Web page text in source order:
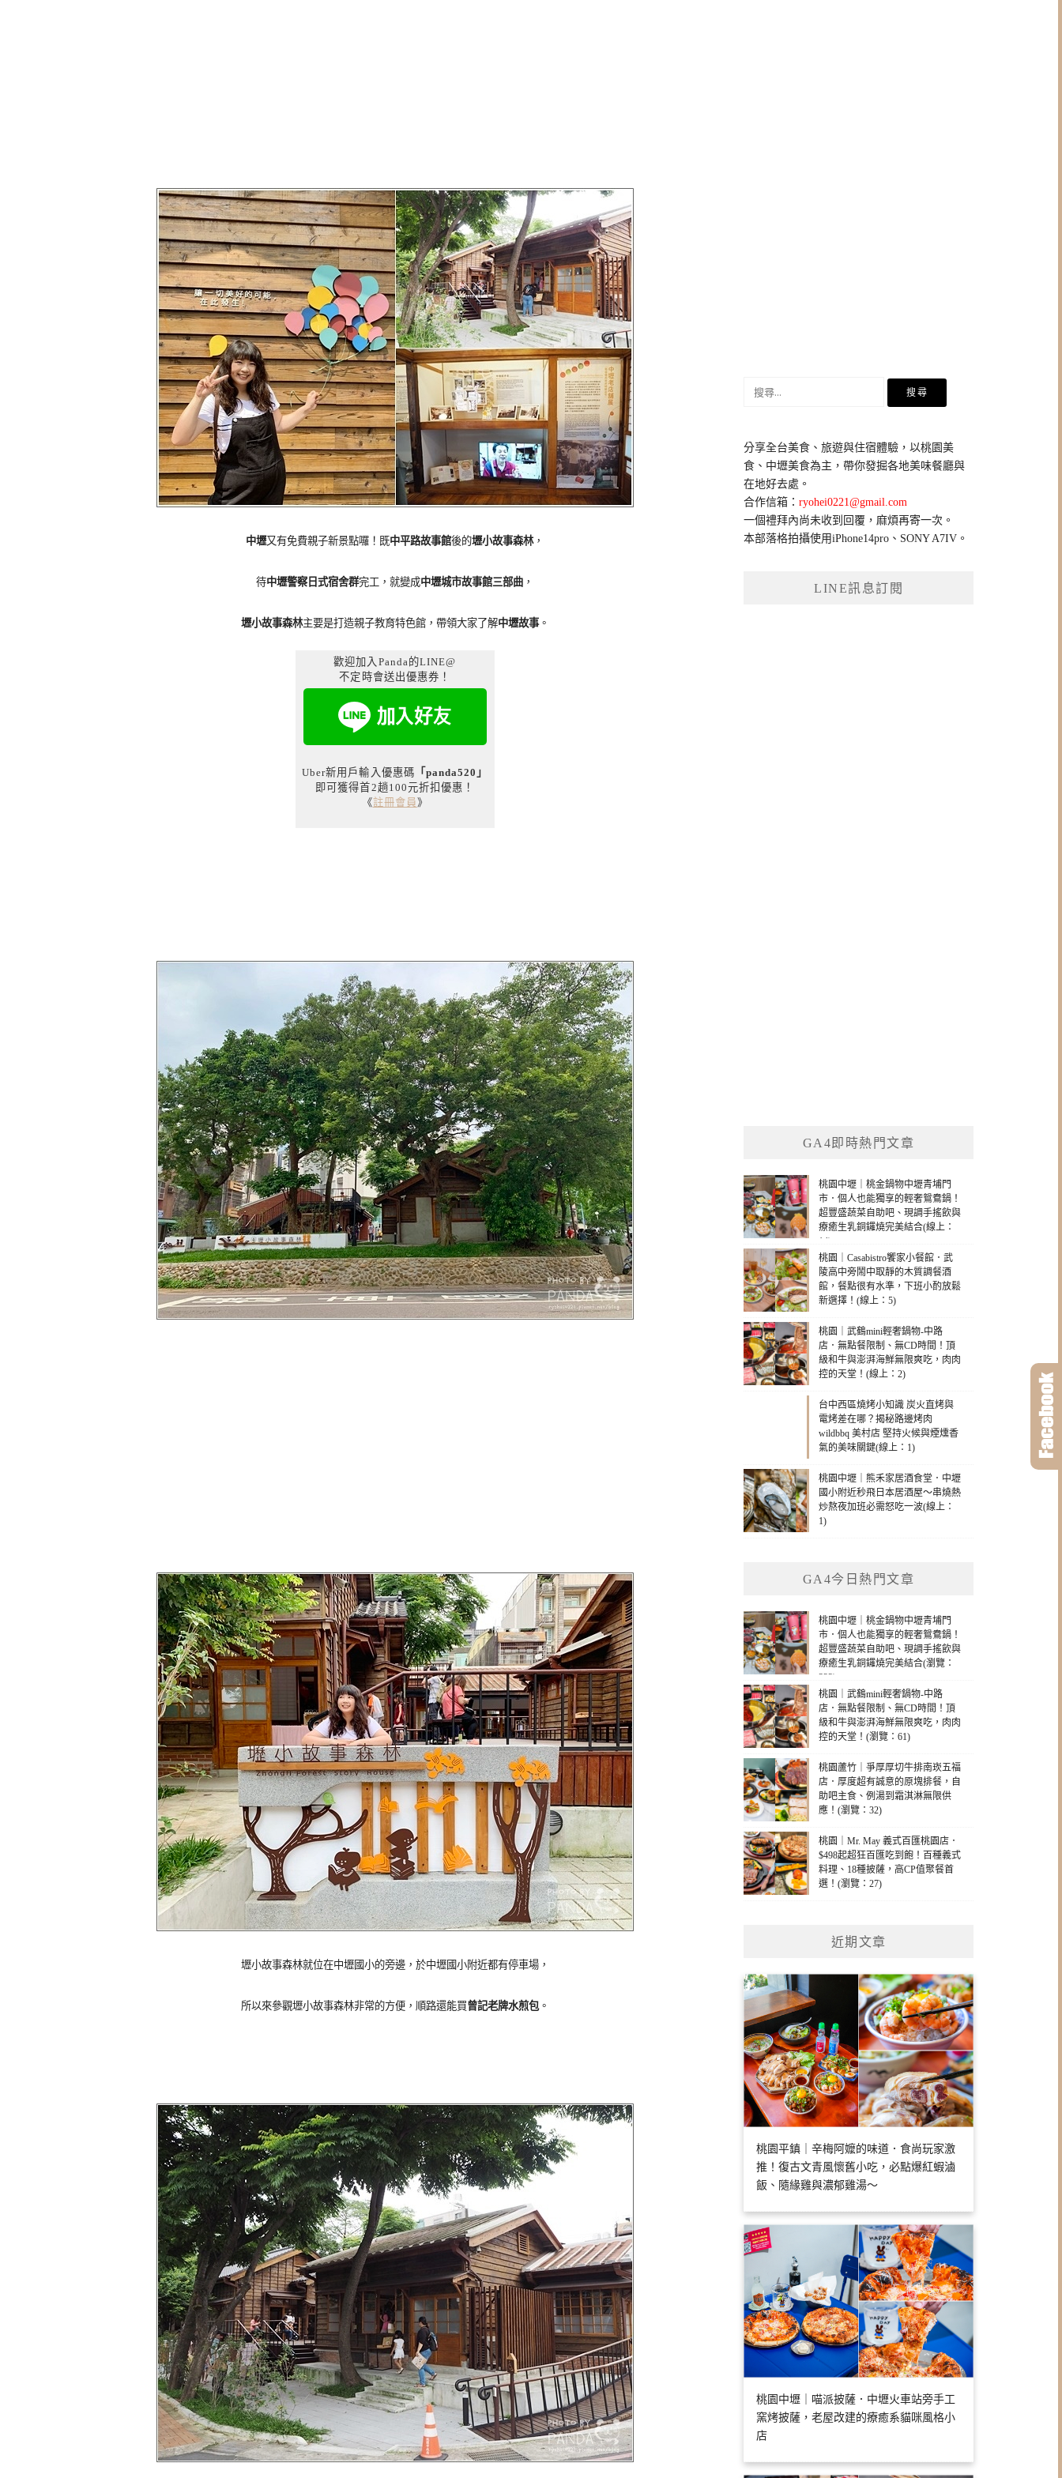
中壢又有免費親子新景點囉！既中平路故事館後的壢小故事森林，
待中壢警察日式宿舍群完工，就變成中壢城市故事館三部曲 ，
壢小故事森林主要是打造親子教育特色館，帶領大家了解中壢故事。
歡迎加入Panda的LINE@
不定時會送出優惠券！
Uber新用戶輸入優惠碼 「panda520」
即可獲得首2趟100元折扣優惠！
《註冊會員 》
壢小故事森林就位在中壢國小的旁邊，於中壢國小附近都有停車場，
所以來參觀壢小故事森林非常的方便，順路還能買曾記老牌水煎包。
鍵
字:
分享全台美食、旅遊與住宿體驗，以桃園美
食、中壢美食為主，帶你發掘各地美味餐廳與
在地好去處。
合作信箱：ryohei0221@gmail.com
一個禮拜內尚未收到回覆，麻煩再寄一次。
本部落格拍攝使用iPhone14pro、SONY A7IV。
LINE訊息訂閱
GA4即時熱門文章
桃園中壢｜桃金鍋物中壢青埔門
市．個人也能獨享的輕奢鴛鴦鍋！
超豐盛蔬菜自助吧、現調手搖飲與
療癒生乳銅鑼燒完美結合(線上：
14)
桃園｜Casabistro饗家小餐館．武
陵高中旁鬧中取靜的木質調餐酒
館，餐點很有水準，下班小酌放鬆
新選擇！(線上：5)
桃園｜武鶴mini輕奢鍋物-中路
店．無點餐限制、無CD時間！頂
級和牛與澎湃海鮮無限爽吃，肉肉
控的天堂！(線上：2)
台中西區燒烤小知識 炭火直烤與
電烤差在哪？揭秘路邊烤肉
wildbbq 美村店 堅持火候與煙燻香
氣的美味關鍵(線上：1)
桃園中壢｜熊禾家居酒食堂．中壢
國小附近秒飛日本居酒屋～串燒熱
炒熬夜加班必需怒吃一波(線上：
1)
GA4今日熱門文章
桃園中壢｜桃金鍋物中壢青埔門
市．個人也能獨享的輕奢鴛鴦鍋！
超豐盛蔬菜自助吧、現調手搖飲與
療癒生乳銅鑼燒完美結合(瀏覽：
323)
桃園｜武鶴mini輕奢鍋物-中路
店．無點餐限制、無CD時間！頂
級和牛與澎湃海鮮無限爽吃，肉肉
控的天堂！(瀏覽：61)
桃園蘆竹｜爭厚厚切牛排南崁五福
店．厚度超有誠意的原塊排餐，自
助吧主食、例湯到霜淇淋無限供
應！(瀏覽：32)
桃園｜Mr. May 義式百匯桃園店．
$498起超狂百匯吃到飽！百種義式
料理、18種披薩，高CP值聚餐首
選！(瀏覽：27)
近期文章
桃園平鎮｜辛梅阿嬤的味道．食尚玩家激
推！復古文青風懷舊小吃，必點爆紅蝦滷
飯、隨緣雞與濃郁雞湯～
桃園中壢｜喵派披薩．中壢火車站旁手工
窯烤披薩，老屋改建的療癒系貓咪風格小
店